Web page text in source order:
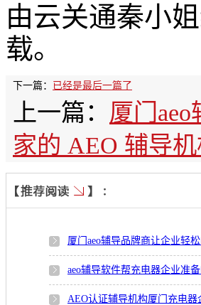
由云关通秦小
载。
下一篇： 已经是最后一篇了
上一篇： 厦门
家的 AEO 辅导
厦门aeo辅导品牌商让企业轻
aeo辅导软件帮充电器企业准
AEO认证辅导机构厦门充电